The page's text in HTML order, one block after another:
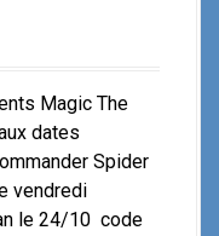
Magic The
dates
Spider
vendredi
le 24/10 code